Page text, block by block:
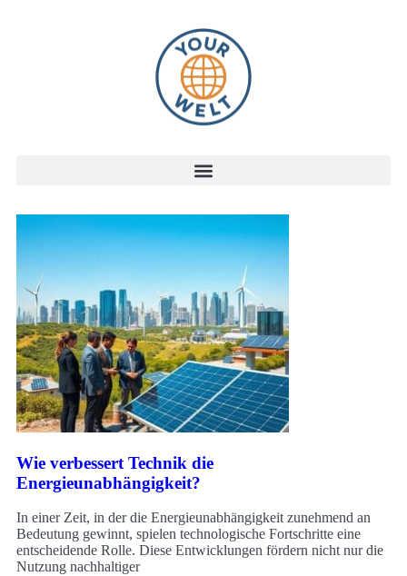
Wie verbessert Technik die
Energieunabhängigkeit?
In einer Zeit, in der die Energieunabhängigkeit zunehmend an
Bedeutung gewinnt, spielen technologische Fortschritte eine
entscheidende Rolle. Diese Entwicklungen fördern nicht nur die
Nutzung nachhaltiger